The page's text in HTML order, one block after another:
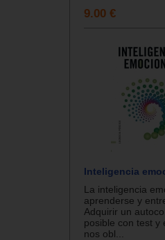
9.00 €
Inteligencia
La inteligencia
aprenderse y
Adquirir un
posible con test y
nos obl...